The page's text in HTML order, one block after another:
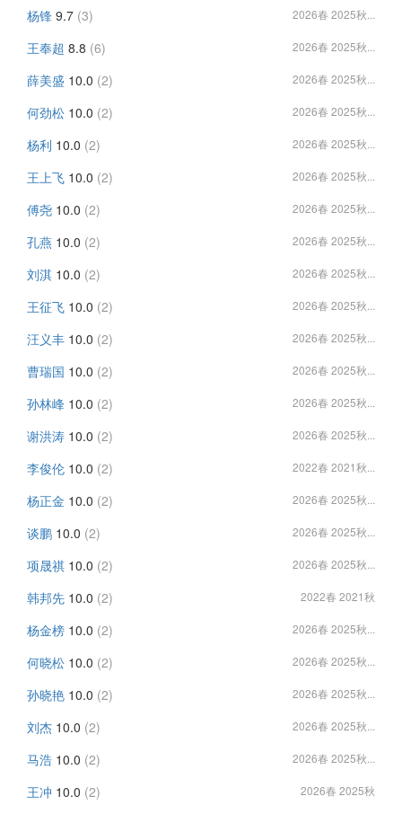
杨锋 9.7 (3) 2026春 2025秋...
王奉超 8.8 (6) 2026春 2025秋...
薛美盛 10.0 (2) 2026春 2025秋...
何劲松 10.0 (2) 2026春 2025秋...
杨利 10.0 (2) 2026春 2025秋...
王上飞 10.0 (2) 2026春 2025秋...
傅尧 10.0 (2) 2026春 2025秋...
孔燕 10.0 (2) 2026春 2025秋...
刘淇 10.0 (2) 2026春 2025秋...
王征飞 10.0 (2) 2026春 2025秋...
汪义丰 10.0 (2) 2026春 2025秋...
曹瑞国 10.0 (2) 2026春 2025秋...
孙林峰 10.0 (2) 2026春 2025秋...
谢洪涛 10.0 (2) 2026春 2025秋...
李俊伦 10.0 (2) 2022春 2021秋...
杨正金 10.0 (2) 2026春 2025秋...
谈鹏 10.0 (2) 2026春 2025秋...
项晟祺 10.0 (2) 2026春 2025秋...
韩邦先 10.0 (2) 2022春 2021秋
杨金榜 10.0 (2) 2026春 2025秋...
何晓松 10.0 (2) 2026春 2025秋...
孙晓艳 10.0 (2) 2026春 2025秋...
刘杰 10.0 (2) 2026春 2025秋...
马浩 10.0 (2) 2026春 2025秋...
王冲 10.0 (2) 2026春 2025秋